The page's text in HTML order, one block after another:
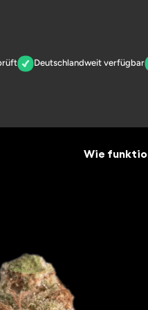
Deutschlandweit verfügbar
Wie